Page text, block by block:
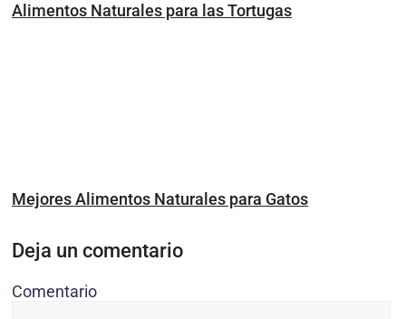
Alimentos Naturales para las Tortugas
Mejores Alimentos Naturales para Gatos
Deja un comentario
Comentario